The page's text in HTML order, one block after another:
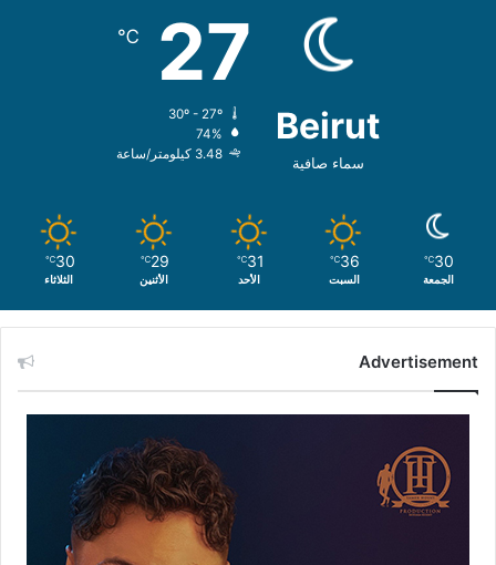
Beirut
سماء صافية
27
℃
74%
3.48 كيلومتر/ساعة
30
℃
الجمعة
36
℃
السبت
31
℃
الأحد
29
℃
الأثنين
30
℃
الثلاثاء
Advertisement